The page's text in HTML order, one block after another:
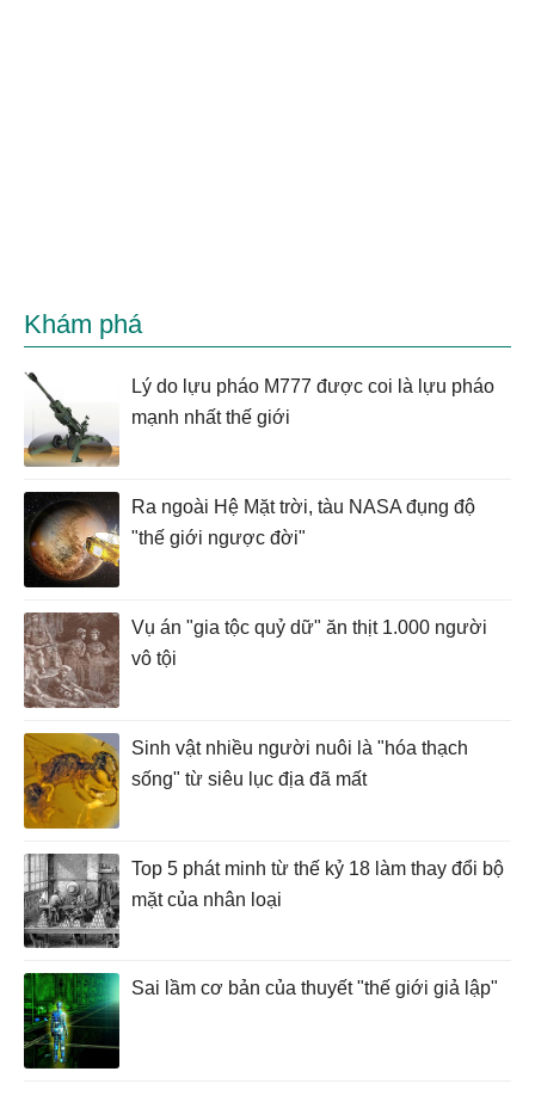
Khám phá
Lý do lựu pháo M777 được coi là lựu pháo
mạnh nhất thế giới
Ra ngoài Hệ Mặt trời, tàu NASA đụng độ
"thế giới ngược đời"
Vụ án "gia tộc quỷ dữ" ăn thịt 1.000 người
vô tội
Sinh vật nhiều người nuôi là "hóa thạch
sống" từ siêu lục địa đã mất
Top 5 phát minh từ thế kỷ 18 làm thay đổi bộ
mặt của nhân loại
Sai lầm cơ bản của thuyết "thế giới giả lập"